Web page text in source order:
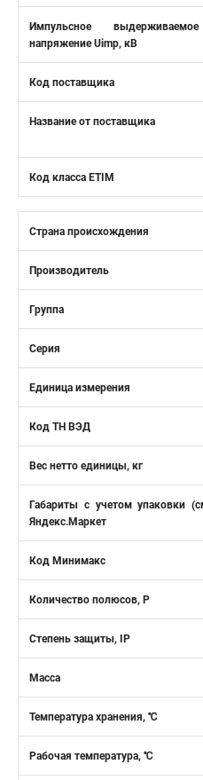
Импульсное выдерживаемое
напряжение Uimp, кВ
Код поставщика
Название от поставщика
Код класса ETIM
Страна происхождения
Производитель
Группа
Серия
Единица измерения
Код ТН ВЭД
Вес нетто единицы, кг
Габариты с учетом упаковки
Яндекс.Маркет
Код Минимакс
Количество полюсов, Р
Степень защиты, IP
Масса
Температура хранения, ℃
Рабочая температура, ℃